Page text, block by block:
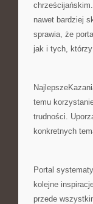
nawet bardziej
sprawia, że
jak i tych,
temu
trudności.
konkretnych
Portal
kolejne
przede